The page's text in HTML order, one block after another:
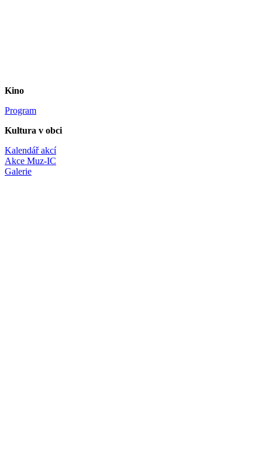
Kino
Program
Kultura v obci
Kalendář akcí
Akce Muz-IC
Galerie